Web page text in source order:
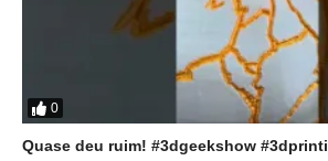
0
Quase deu ruim! #3dgeekshow